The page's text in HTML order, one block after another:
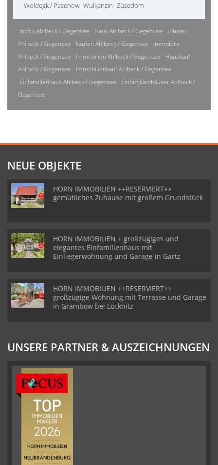
Woldegk / Pasenow Wulkenzin Züsedom
Immo Ahlbeck / Gegensee Haus Ahlbeck / Gegensee
Häuser
Ahlbeck / Gegensee
kaufen Ahlbeck / Gegensee
Immobilie
Ahlbeck / Gegensee
Immobilien Ahlbeck / Gegensee
Hauskauf
Ahlbeck / Gegensee
Immobilienkauf Ahlbeck / Gegensee
Einfamilienhaus Ahlbeck / Gegensee
Einfamilienhäuser Ahlbeck /
Gegensee
NEUE OBJEKTE
HORN IMMOBILIEN ++RESERVIERT++
gemütliches Zuhause mit großem Grundstück
HORN IMMOBILIEN + großzügiges und
elegantes Einfamilienhaus mit
Einliegerwohnung und Garage in Gartz
HORN IMMOBILIEN ++RESERVIERT++
großzügige Wohnung mit Terrasse und Garage
in Grambow bei Löcknitz
UNSERE PARTNER & AUSZEICHNUNGEN